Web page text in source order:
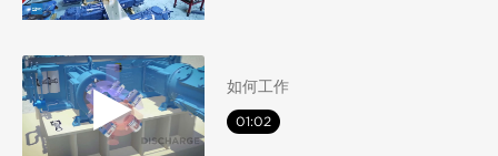
如何工作
01:02